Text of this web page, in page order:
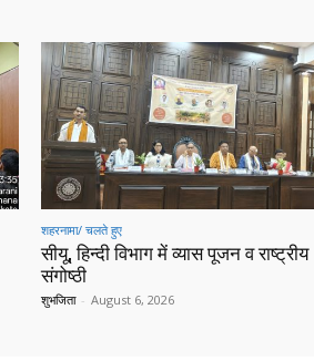
शहरनामा/ चलते हुए
सीयू, हिन्दी विभाग में व्यास पूजन व राष्ट्रीय
संगोष्ठी
शुभजिता - August 6, 2026